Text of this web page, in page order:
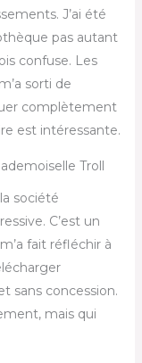
J’ai été
pas autant
confuse. Les
sorti de
complètement
est intéressante.
Troll
société
C’est un
fait réfléchir à
sans concession.
mais qui